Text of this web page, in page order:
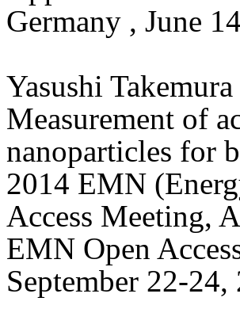
Germany , June
Yasushi Takemura
Measurement of
nanoparticles for
2014 EMN
Access Meeting,
EMN Open
September 22-24,